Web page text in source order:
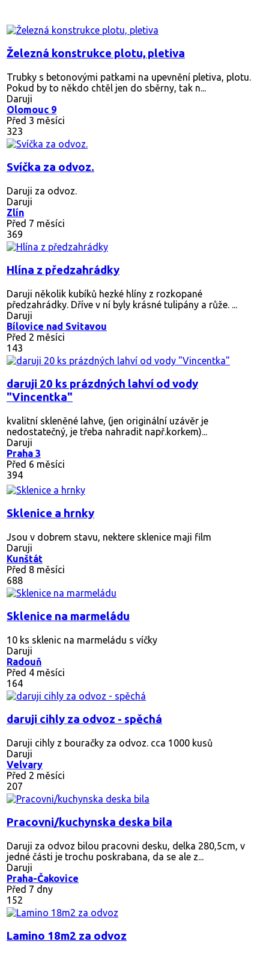
Železná konstrukce plotu, pletiva
Trubky s betonovými patkami na upevnění pletiva, plotu.
Pokud by to někdo chtěl jen do sběrny, tak n...
Daruji
Olomouc 9
Před 3 měsíci
323
Svíčka za odvoz.
Daruji za odvoz.
Daruji
Zlín
Před 7 měsíci
369
Hlína z předzahrádky
Daruji několik kubíků hezké hlíny z rozkopané
předzahrádky. Dříve v ní byly krásné tulipány a růže. ...
Daruji
Bílovice nad Svitavou
Před 2 měsíci
143
daruji 20 ks prázdných lahví od vody
"Vincentka"
kvalitní skleněné lahve, (jen originální uzávěr je
nedostatečný, je třeba nahradit např.korkem)...
Daruji
Praha 3
Před 6 měsíci
394
Sklenice a hrnky
Jsou v dobrem stavu, nektere sklenice maji film
Daruji
Kunštát
Před 8 měsíci
688
Sklenice na marmeládu
10 ks sklenic na marmeládu s víčky
Daruji
Radouň
Před 4 měsíci
164
daruji cihly za odvoz - spěchá
Daruji cihly z bouračky za odvoz. cca 1000 kusů
Daruji
Velvary
Před 2 měsíci
207
Pracovni/kuchynska deska bila
Daruji za odvoz bilou pracovni desku, delka 280,5cm, v
jedné části je trochu poskrabana, da se ale z...
Daruji
Praha-Čakovice
Před 7 dny
152
Lamino 18m2 za odvoz